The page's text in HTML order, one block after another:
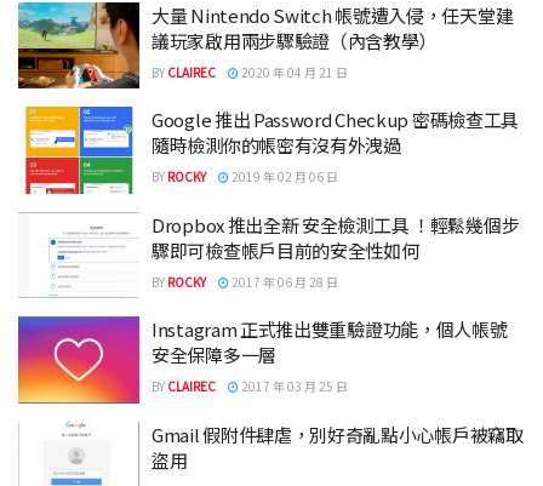
大量 Nintendo Switch 帳號遭入侵，任天堂建
議玩家啟用兩步驟驗證（內含教學）
BY CLAIREC 2020 年 04 月 21 日
Google 推出 Password Checkup 密碼檢查工具
隨時檢測你的帳密有沒有外洩過
BY ROCKY 2019 年 02 月 06 日
Dropbox 推出全新 安全檢測工具 ！輕鬆幾個步
驟即可檢查帳戶目前的安全性如何
BY ROCKY 2017 年 06 月 28 日
Instagram 正式推出雙重驗證功能，個人帳號
安全保障多一層
BY CLAIREC 2017 年 03 月 25 日
Gmail 假附件肆虐，別好奇亂點小心帳戶被竊取
盜用